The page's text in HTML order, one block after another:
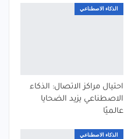
الذكاء الاصطناعي
احتيال مراكز الاتصال: الذكاء
الاصطناعي يزيد الضحايا
عالميًا
الذكاء الاصطناعي